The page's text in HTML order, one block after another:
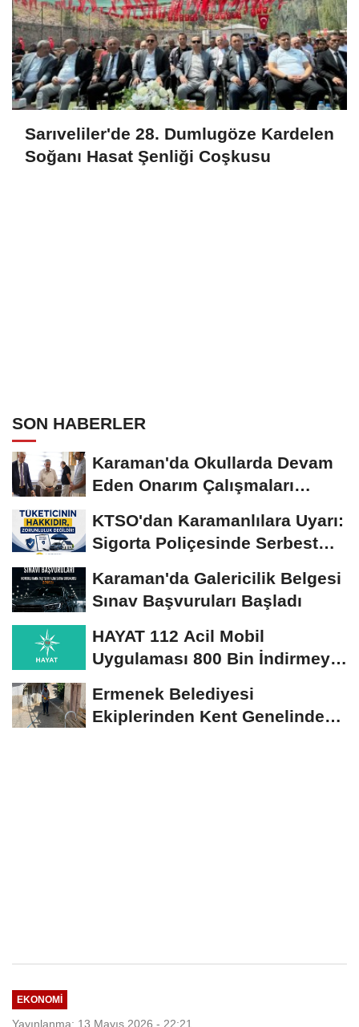
Sarıveliler'de 28. Dumlugöze Kardelen
Soğanı Hasat Şenliği Coşkusu
SON HABERLER
Karaman'da Okullarda Devam
Eden Onarım Çalışmaları
KTSO'dan Karamanlılara Uyarı:
Sigorta Poliçesinde Serbest
Karaman'da Galericilik Belgesi
Sınav Başvuruları Başladı
HAYAT 112 Acil Mobil
Uygulaması 800 Bin İndirmeyi
Ermenek Belediyesi
Ekiplerinden Kent Genelinde
EKONOMI
Yayınlanma: 13 Mayıs 2026 - 22:21